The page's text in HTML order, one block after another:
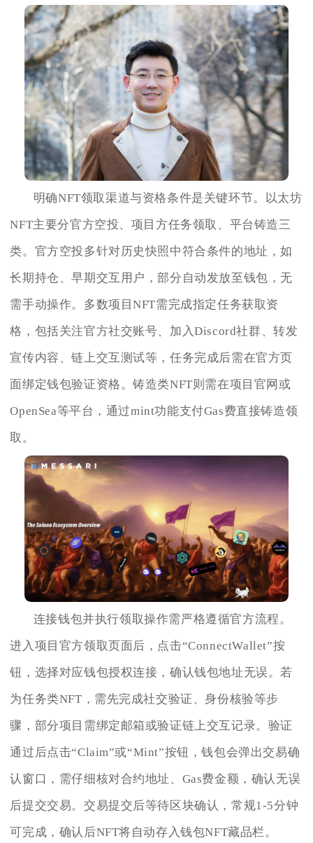
明确NFT领取渠道与资格条件是关键环节。以太坊
NFT主要分官方空投、项目方任务领取、平台铸造三
类。官方空投多针对历史快照中符合条件的地址，如
长期持仓、早期交互用户，部分自动发放至钱包，无
需手动操作。多数项目NFT需完成指定任务获取资
格，包括关注官方社交账号、加入Discord社群、转发
宣传内容、链上交互测试等，任务完成后需在官方页
面绑定钱包验证资格。铸造类NFT则需在项目官网或
OpenSea等平台，通过mint功能支付Gas费直接铸造领
取。
连接钱包并执行领取操作需严格遵循官方流程。
进入项目官方领取页面后，点击“ConnectWallet”按
钮，选择对应钱包授权连接，确认钱包地址无误。若
为任务类NFT，需先完成社交验证、身份核验等步
骤，部分项目需绑定邮箱或验证链上交互记录。验证
通过后点击“Claim”或“Mint”按钮，钱包会弹出交易确
认窗口，需仔细核对合约地址、Gas费金额，确认无误
后提交交易。交易提交后等待区块确认，常规1-5分钟
可完成，确认后NFT将自动存入钱包NFT藏品栏。